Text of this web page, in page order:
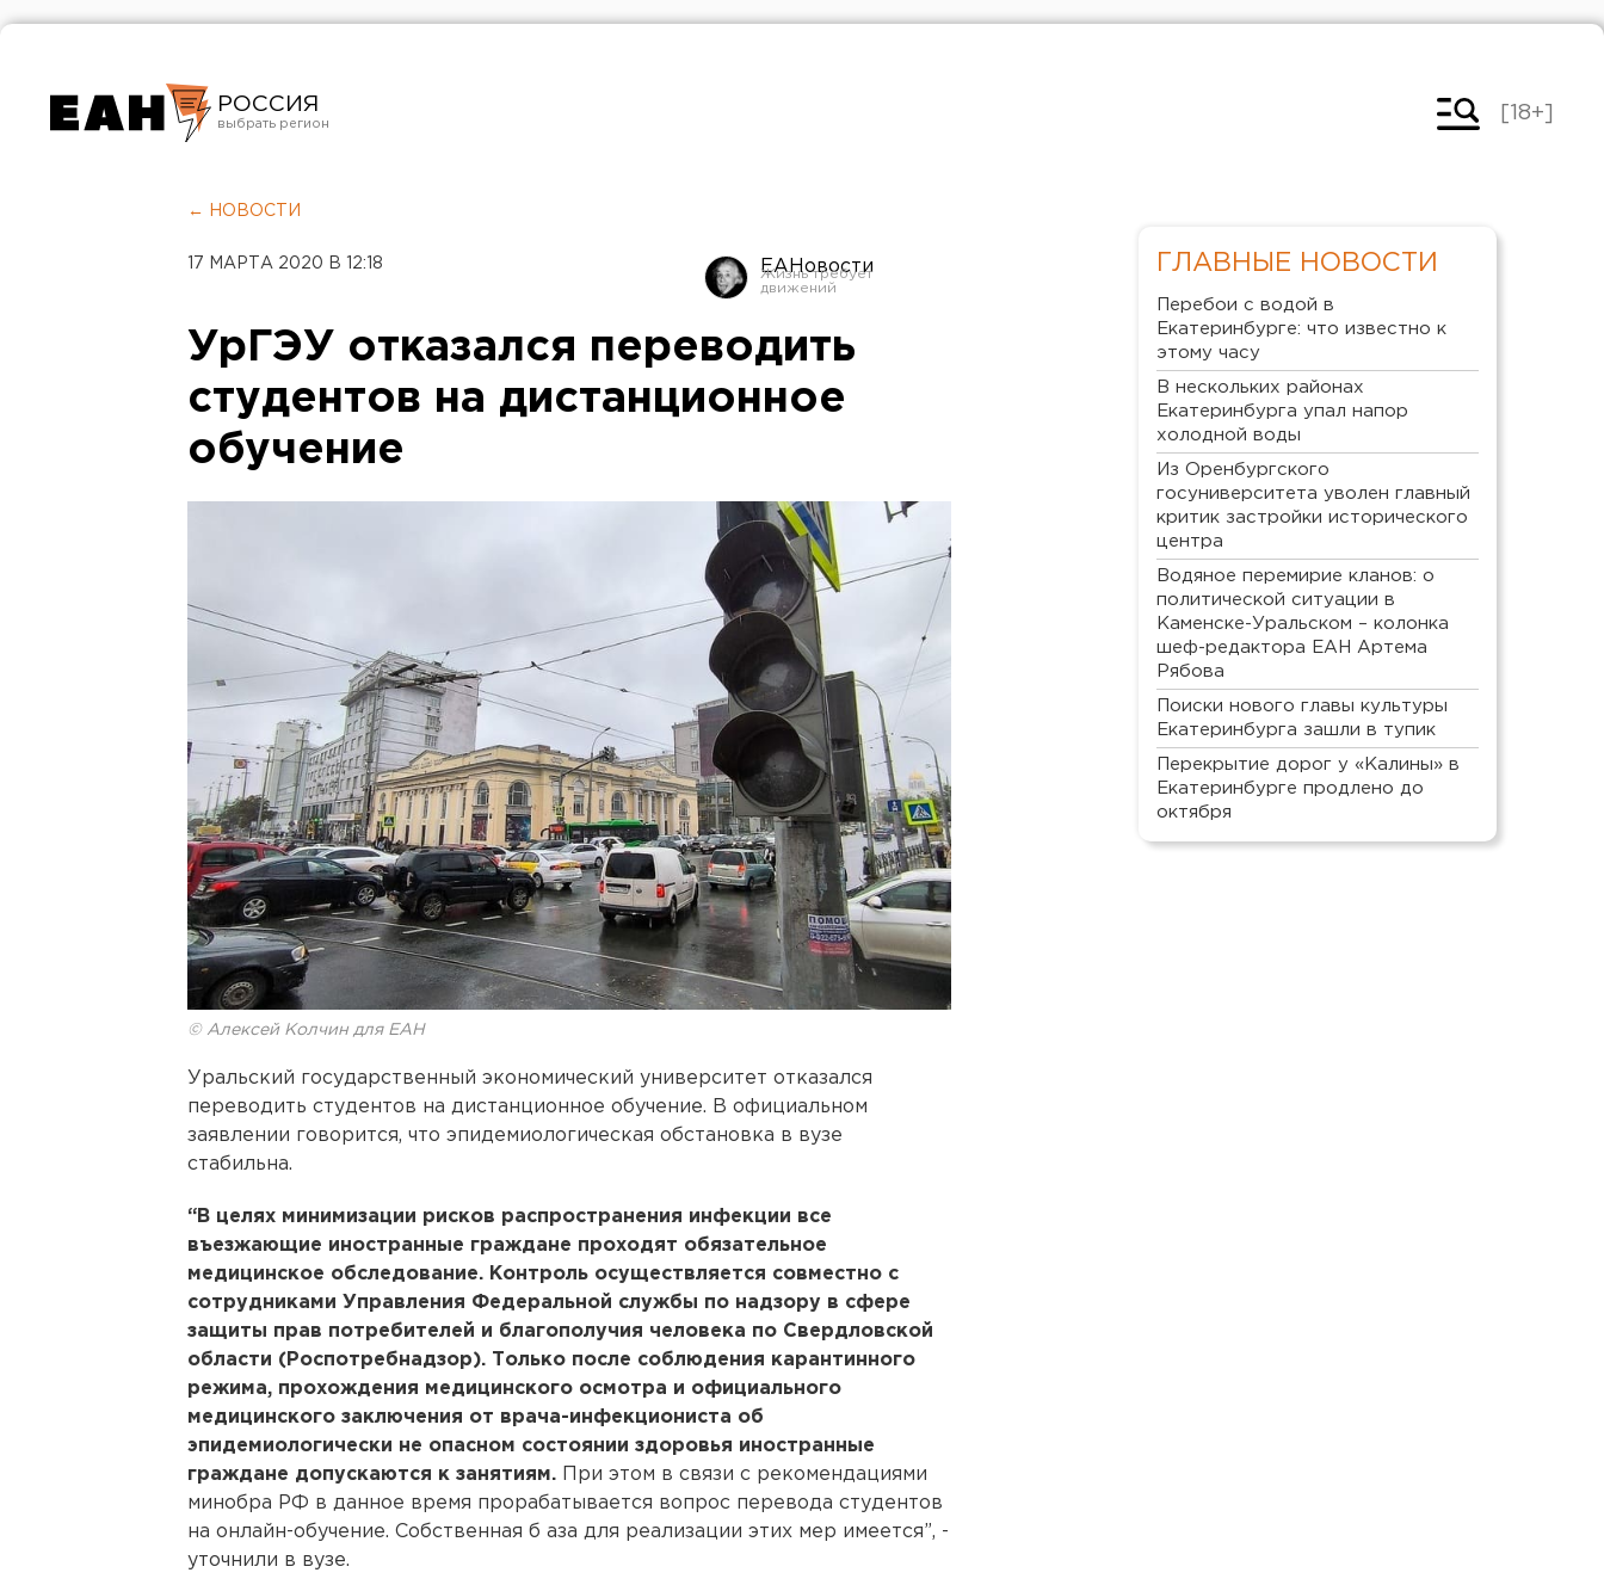
РОССИЯ
Челябинск
[18+]
← НОВОСТИ
17 МАРТА 2020 В 12:18 ЕАНовости
УрГЭУ отказался переводить
студентов на дистанционное
обучение
© Алексей Колчин для ЕАН
Уральский государственный экономический университет отказался
переводить студентов на дистанционное обучение. В официальном
заявлении говорится, что эпидемиологическая обстановка в вузе
стабильна.
“В целях минимизации рисков распространения инфекции все
въезжающие иностранные граждане проходят обязательное
медицинское обследование. Контроль осуществляется совместно с
сотрудниками Управления Федеральной службы по надзору в сфере
защиты прав потребителей и благополучия человека по Свердловской
области (Роспотребнадзор). Только после соблюдения карантинного
режима, прохождения медицинского осмотра и официального
медицинского заключения от врача-инфекциониста об
эпидемиологически не опасном состоянии здоровья иностранные
граждане допускаются к занятиям. При этом в связи с рекомендациями
минобра РФ в данное время прорабатывается вопрос перевода студентов
на онлайн-обучение. Собственная б аза для реализации этих мер имеется”, -
уточнили в вузе.
ГЛАВНЫЕ НОВОСТИ
Перебои с водой в
Екатеринбурге: что известно к
этому часу
В нескольких районах
Екатеринбурга упал напор
холодной воды
Из Оренбургского
госуниверситета уволен главный
критик застройки исторического
центра
Водяное перемирие кланов: о
политической ситуации в
Каменске-Уральском – колонка
шеф-редактора ЕАН Артема
Рябова
Поиски нового главы культуры
Екатеринбурга зашли в тупик
Перекрытие дорог у «Калины» в
Екатеринбурге продлено до
октября